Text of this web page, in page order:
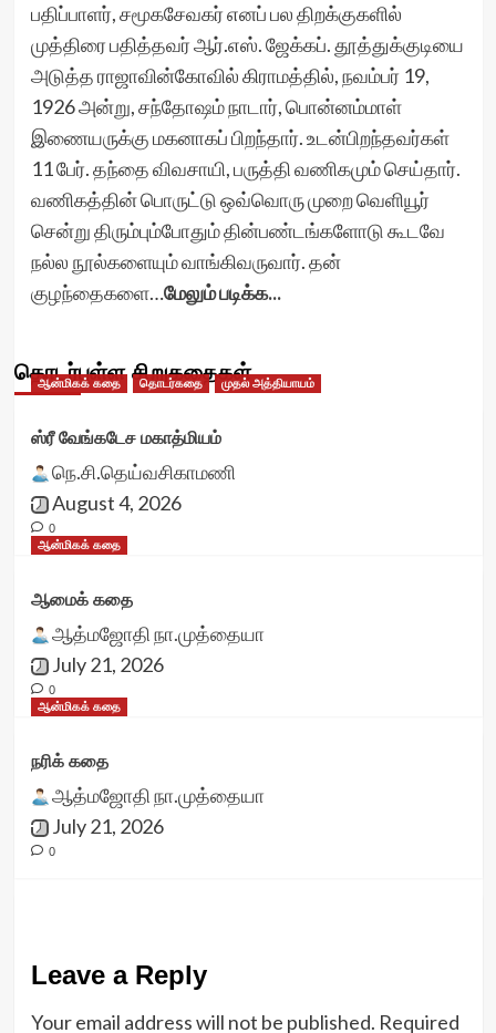
பதிப்பாளர், சமூகசேவகர் எனப் பல திறக்குகளில்
முத்திரை பதித்தவர் ஆர்.எஸ். ஜேக்கப். தூத்துக்குடியை
அடுத்த ராஜாவின்கோவில் கிராமத்தில், நவம்பர் 19,
1926 அன்று, சந்தோஷம் நாடார், பொன்னம்மாள்
இணையருக்கு மகனாகப் பிறந்தார். உடன்பிறந்தவர்கள்
11 பேர். தந்தை விவசாயி, பருத்தி வணிகமும் செய்தார்.
வணிகத்தின் பொருட்டு ஒவ்வொரு முறை வெளியூர்
சென்று திரும்பும்போதும் தின்பண்டங்களோடு கூடவே
நல்ல நூல்களையும் வாங்கிவருவார். தன்
குழந்தைகளை…மேலும் படிக்க...
தொடர்புள்ள சிறுகதைகள்
ஆன்மிகக் கதை தொடர்கதை முதல் அத்தியாயம்
ஸ்ரீ வேங்கடேச மகாத்மியம்
நெ.சி.தெய்வசிகாமணி
August 4, 2026
0
ஆன்மிகக் கதை
ஆமைக் கதை
ஆத்மஜோதி நா.முத்தையா
July 21, 2026
0
ஆன்மிகக் கதை
நரிக் கதை
ஆத்மஜோதி நா.முத்தையா
July 21, 2026
0
Leave a Reply
Your email address will not be published. Required